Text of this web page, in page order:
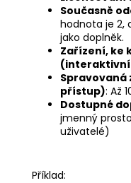
Současně
hodnota je 2,
jako doplněk.
Zařízení, ke
Spravovaná
přístup): Až
Dostupné
jmenný
uživatelé)
Příklad: